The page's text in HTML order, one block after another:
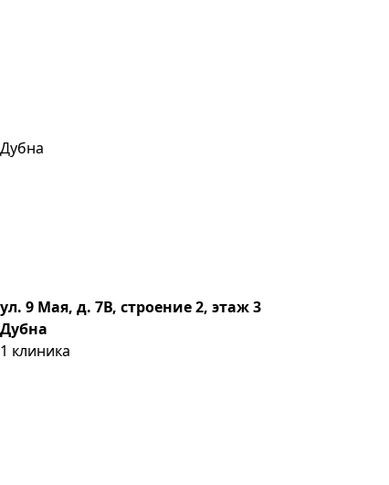
Дубна
ул. 9 Мая, д. 7В, строение 2, этаж 3
Дубна
1 клиника